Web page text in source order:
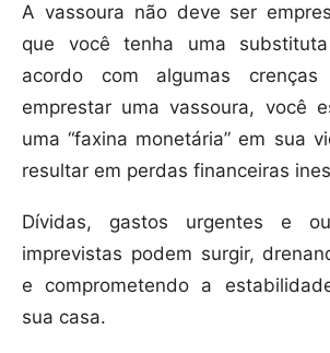
A vassoura não deve ser
que você tenha uma
acordo com algumas crenças
emprestar uma vassoura, você
uma “faxina monetária” em sua
resultar em perdas financeiras
Dívidas, gastos urgentes e
imprevistas podem surgir,
e comprometendo a
sua casa.